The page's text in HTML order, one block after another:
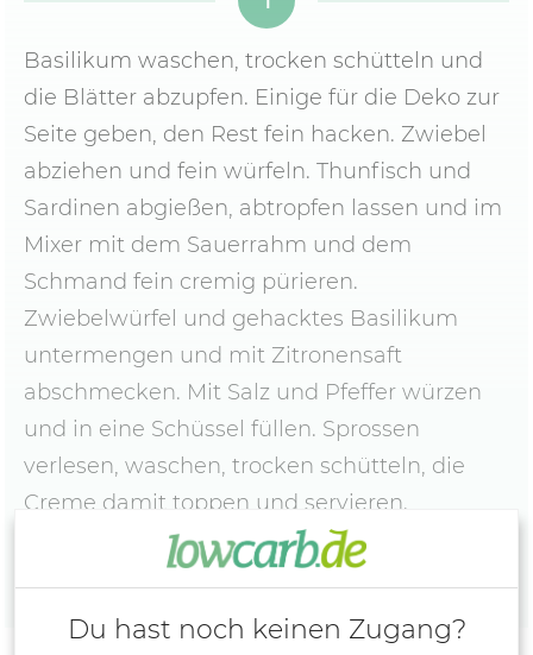
Basilikum waschen, trocken schütteln und
die Blätter abzupfen. Einige für die Deko zur
Seite geben, den Rest fein hacken. Zwiebel
abziehen und fein würfeln. Thunfisch und
Sardinen abgießen, abtropfen lassen und im
Mixer mit dem Sauerrahm und dem
Schmand fein cremig pürieren.
Zwiebelwürfel und gehacktes Basilikum
untermengen und mit Zitronensaft
abschmecken. Mit Salz und Pfeffer würzen
und in eine Schüssel füllen. Sprossen
verlesen, waschen, trocken schütteln, die
Creme damit toppen und servieren.
Du hast noch keinen Zugang?